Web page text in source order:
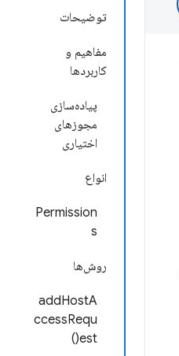
توضیحات
مفاهیم و
کاربردها
پیاده‌سازی
مجوزهای
اختیاری
انواع
Permission
s
روش‌ها
addHostA
ccessRequ
est()